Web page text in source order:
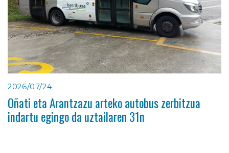
2026/07/24
Oñati eta Arantzazu arteko autobus zerbitzua
indartu egingo da uztailaren 31n